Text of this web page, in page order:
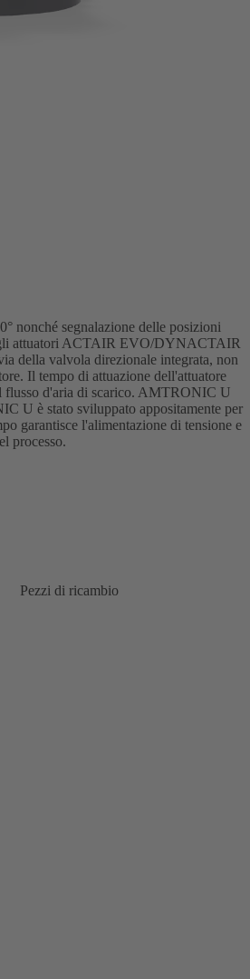
nonché segnalazione delle posizioni
attuatori ACTAIR EVO/DYNACTAIR
della valvola direzionale integrata, non
Il tempo di attuazione dell'attuatore
flusso d'aria di scarico. AMTRONIC U
U è stato sviluppato appositamente per
garantisce l'alimentazione di tensione e
processo.
Pezzi di ricambio